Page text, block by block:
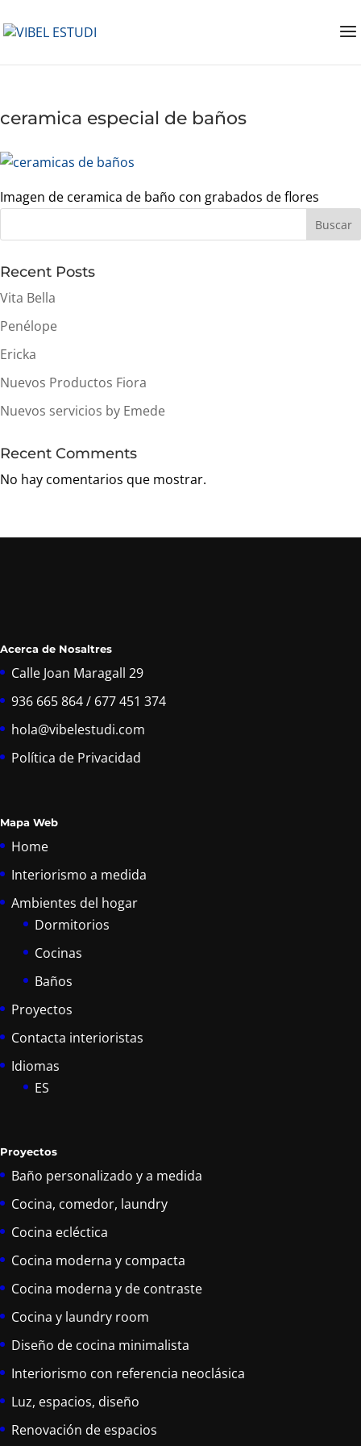
ceramica especial de baños
Imagen de ceramica de baño con grabados de flores
Buscar
Recent Posts
Vita Bella
Penélope
Ericka
Nuevos Productos Fiora
Nuevos servicios by Emede
Recent Comments
No hay comentarios que mostrar.
Acerca de Nosaltres
Calle Joan Maragall 29
936 665 864 / 677 451 374
hola@vibelestudi.com
Política de Privacidad
Mapa Web
Home
Interiorismo a medida
Ambientes del hogar
Dormitorios
Cocinas
Baños
Proyectos
Contacta interioristas
Idiomas
ES
Proyectos
Baño personalizado y a medida
Cocina, comedor, laundry
Cocina ecléctica
Cocina moderna y compacta
Cocina moderna y de contraste
Cocina y laundry room
Diseño de cocina minimalista
Interiorismo con referencia neoclásica
Luz, espacios, diseño
Renovación de espacios